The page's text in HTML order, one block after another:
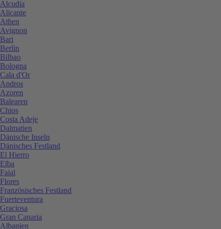
Alcudia
Alicante
Athen
Avignon
Bari
Berlin
Bilbao
Bologna
Cala d'Or
Andros
Azoren
Balearen
Chios
Costa Adeje
Dalmatien
Dänische Inseln
Dänisches Festland
El Hierro
Elba
Faial
Flores
Französisches Festland
Fuerteventura
Graciosa
Gran Canaria
Albanien